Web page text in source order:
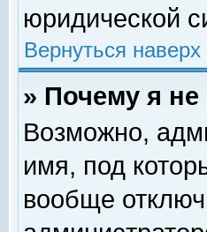
юридической
Вернуться наверх
» Почему я не
Возможно,
имя, под
вообще